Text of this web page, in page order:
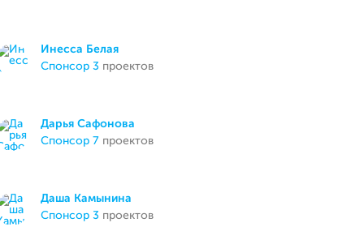
Инесса Белая
спонсор 3 проектов
Дарья Сафонова
спонсор 7 проектов
Даша Камынина
спонсор 3 проектов